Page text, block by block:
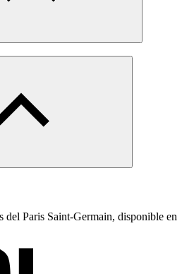
del Paris Saint-Germain, disponible en